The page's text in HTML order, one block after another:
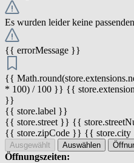
Es wurden leider keine
{{ errorMessage }}
{{
* 100) / 100 }} {{
}}
{{ store.label }}
{{ store.street }} {{
{{ store.zipCode }} {{
Ausgewählt Auswählen
Öffnungszeiten: